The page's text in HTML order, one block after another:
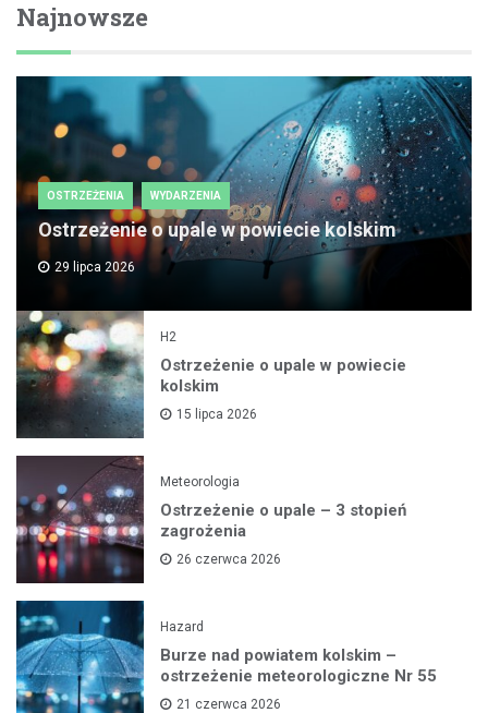
Najnowsze
OSTRZEŻENIA WYDARZENIA
Ostrzeżenie o upale w powiecie kolskim
29 lipca 2026
H2
Ostrzeżenie o upale w powiecie
kolskim
15 lipca 2026
Meteorologia
Ostrzeżenie o upale – 3 stopień
zagrożenia
26 czerwca 2026
Hazard
Burze nad powiatem kolskim –
ostrzeżenie meteorologiczne Nr 55
21 czerwca 2026